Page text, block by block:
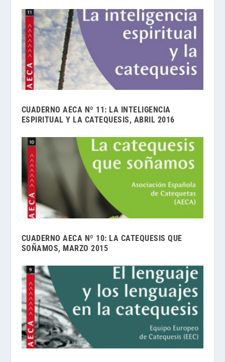
CUADERNO AECA Nº 11: LA INTELIGENCIA
ESPIRITUAL Y LA CATEQUESIS, ABRIL 2016
CUADERNO AECA Nº 10: LA CATEQUESIS QUE
SOÑAMOS, MARZO 2015